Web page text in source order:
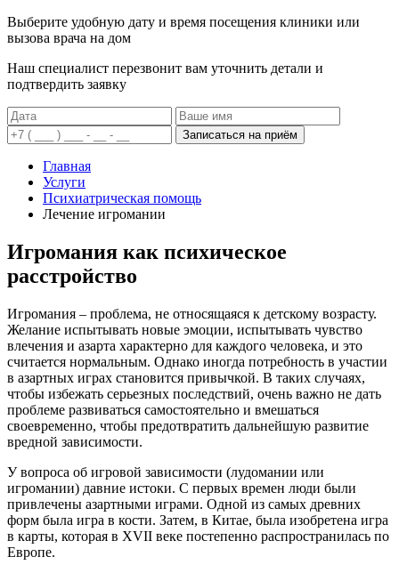
Выберите удобную дату и время посещения клиники или
вызова врача на дом
Наш специалист перезвонит вам уточнить детали и
подтвердить заявку
Записаться на приём
Главная
Услуги
Психиатрическая помощь
Лечение игромании
Игромания как психическое
расстройство
Игромания – проблема, не относящаяся к детскому возрасту.
Желание испытывать новые эмоции, испытывать чувство
влечения и азарта характерно для каждого человека, и это
считается нормальным. Однако иногда потребность в участии
в азартных играх становится привычкой. В таких случаях,
чтобы избежать серьезных последствий, очень важно не дать
проблеме развиваться самостоятельно и вмешаться
своевременно, чтобы предотвратить дальнейшую развитие
вредной зависимости.
У вопроса об игровой зависимости (лудомании или
игромании) давние истоки. С первых времен люди были
привлечены азартными играми. Одной из самых древних
форм была игра в кости. Затем, в Китае, была изобретена игра
в карты, которая в XVII веке постепенно распространилась по
Европе.